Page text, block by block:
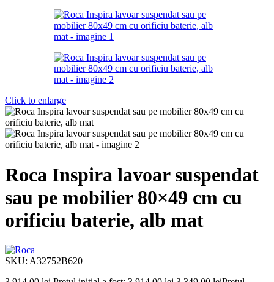
Click to enlarge
Roca Inspira lavoar suspendat
sau pe mobilier 80×49 cm cu
orificiu baterie, alb mat
SKU: A32752B620